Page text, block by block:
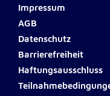
Impressum
AGB
Datenschutz
Barrierefreiheit
Haftungsausschluss
Externe
Um Inhalte von
diesen externen